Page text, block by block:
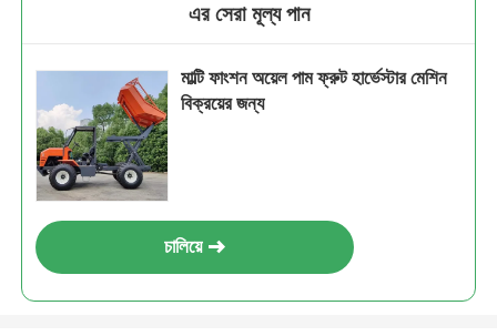
এর সেরা মূল্য পান
মাল্টি ফাংশন অয়েল পাম ফ্রুট হার্ভেস্টার মেশিন
বিক্রয়ের জন্য
চালিয়ে